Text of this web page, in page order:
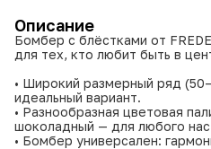
Описание
Бомбер с блёстками от
для тех, кто любит быть в
• Широкий размерный ряд
идеальный вариант.
• Разнообразная цветовая
шоколадный — для любого
• Бомбер универсален: